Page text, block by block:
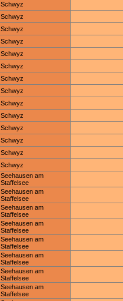
Schwyz
Schwyz
Schwyz
Schwyz
Schwyz
Schwyz
Schwyz
Schwyz
Schwyz
Schwyz
Schwyz
Schwyz
Schwyz
Schwyz
Seehausen am
Staffelsee
Seehausen am
Staffelsee
Seehausen am
Staffelsee
Seehausen am
Staffelsee
Seehausen am
Staffelsee
Seehausen am
Staffelsee
Seehausen am
Staffelsee
Seehausen am
Staffelsee